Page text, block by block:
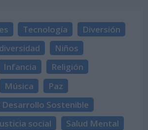
Tecnología
Diversión
Niños
Infancia
Religión
Música
Paz
Sostenible
social
Salud Mental